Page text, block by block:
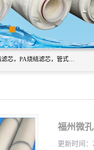
广州滤源过滤器材有限公司主营经营产品有：PTFE烧结滤芯、PE滤芯，烧结滤芯，PE烧结滤芯，PA烧结滤芯，管式膜支撑管，真空上料机滤芯，粉末烧结滤芯，止溢滤芯，吸头滤芯，湿化瓶滤芯、不锈钢烧结滤芯等。公司现拥有一批精干的管理人员和一支高素质的技术队伍，舒适优雅的办公环境和拥有全新现代化标准厂房。
福州微
更新时间